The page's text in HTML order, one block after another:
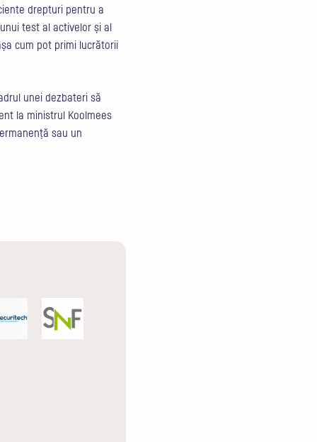
drepturi pentru a
test al activelor și al
cum pot primi lucrătorii
unei dezbateri să
la ministrul Koolmees
sau un